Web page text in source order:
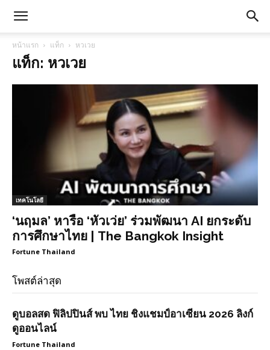
หน้าแรก แท็ก หวเวย
แท็ก: หวเวย
เทคโนโลยี
‘นฤมล’ หารือ ‘หัวเว่ย’ ร่วมพัฒนา AI ยกระดับ
การศึกษาไทย | The Bangkok Insight
Fortune Thailand
โพสต์ล่าสุด
ดูบอลสด ฟิลิปปินส์ พบ ไทย ชิงแชมป์อาเซียน 2026 ลิงก์
ดูออนไลน์
Fortune Thailand